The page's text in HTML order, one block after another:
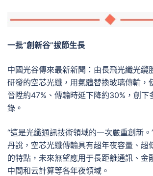
一批“創新谷”拔節生長
中國光谷傳來最新新聞：由長飛光纖光纜
研發的空芯光纖，用氣體替換玻璃傳輸，
晉陞約47%、傳輸時延下降約30%，創下
錄。
“這是光纖通訊技術領域的一次嚴重創新
丹說，空芯光纖傳輸具有超年夜容量、超
的特點，未來無望應用于長距離通訊、金
中間和云計算等各年夜領域。